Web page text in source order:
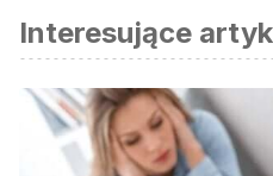
względem naukowym lub
Fores, F. A. S. (2017).
estudios realizados en el
investigación. Yachay-Revista
Interesujące